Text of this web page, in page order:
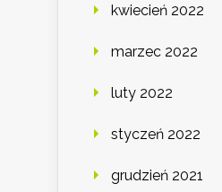
kwiecień 2022
marzec 2022
luty 2022
styczeń 2022
grudzień 2021